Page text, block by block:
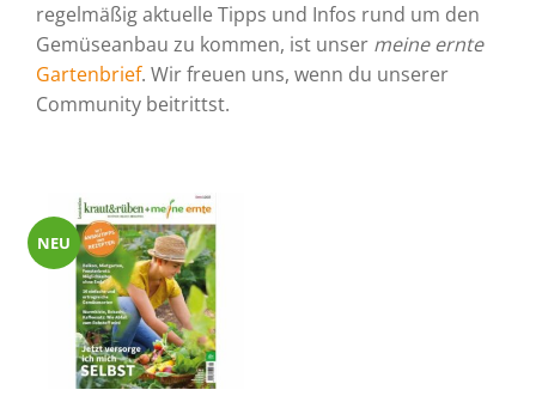
regelmäßig aktuelle Tipps und Infos rund um den
Gemüseanbau zu kommen, ist unser meine ernte
Gartenbrief. Wir freuen uns, wenn du unserer
Community beitrittst.
NEU